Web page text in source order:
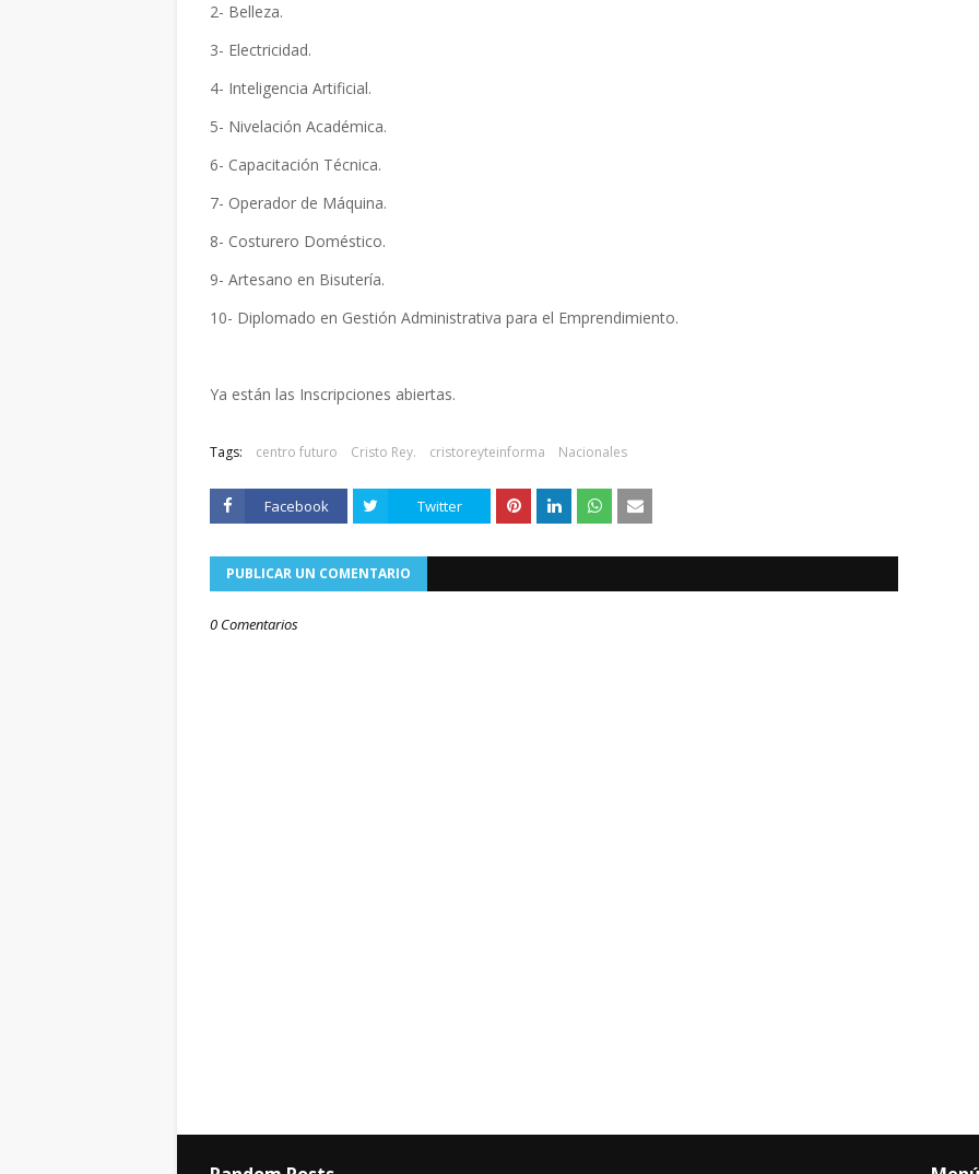
2- Belleza.
3- Electricidad.
4- Inteligencia Artificial.
5- Nivelación Académica.
6- Capacitación Técnica.
7- Operador de Máquina.
8- Costurero Doméstico.
9- Artesano en Bisutería.
10- Diplomado en Gestión Administrativa para el Emprendimiento.
Ya están las Inscripciones abiertas.
Tags: centro futuro Cristo Rey. cristoreyteinforma Nacionales
Facebook Twitter
PUBLICAR UN COMENTARIO
0 Comentarios